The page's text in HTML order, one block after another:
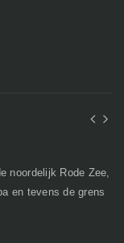
noordelijk Rode Zee,
en tevens de grens